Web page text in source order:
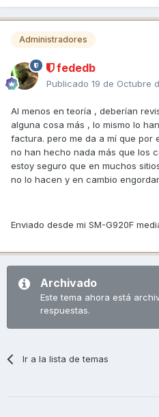
Administradores
fededb
Publicado 19 de Octubre
Al menos en teoría , deberían
alguna cosa más , lo mismo lo
factura. pero me da a mí que por
no han hecho nada más que los
estoy seguro que en muchos
no lo hacen y en cambio
Enviado desde mi SM-G920F
Archivado
Este tema ahora está
respuestas.
Ir a la lista de temas